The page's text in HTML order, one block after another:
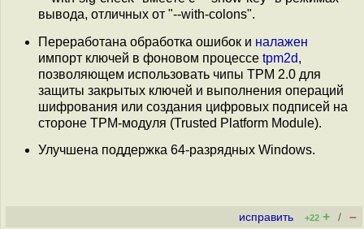
вывода, отличных от "--with-colons".
Переработана обработка ошибок и налажен
импорт ключей в фоновом процессе tpm2d,
позволяющем использовать чипы TPM 2.0 для
защиты закрытых ключей и выполнения операций
шифрования или создания цифровых подписей на
стороне TPM-модуля (Trusted Platform Module).
Улучшена поддержка 64-разрядных Windows.
исправить +22 + / –